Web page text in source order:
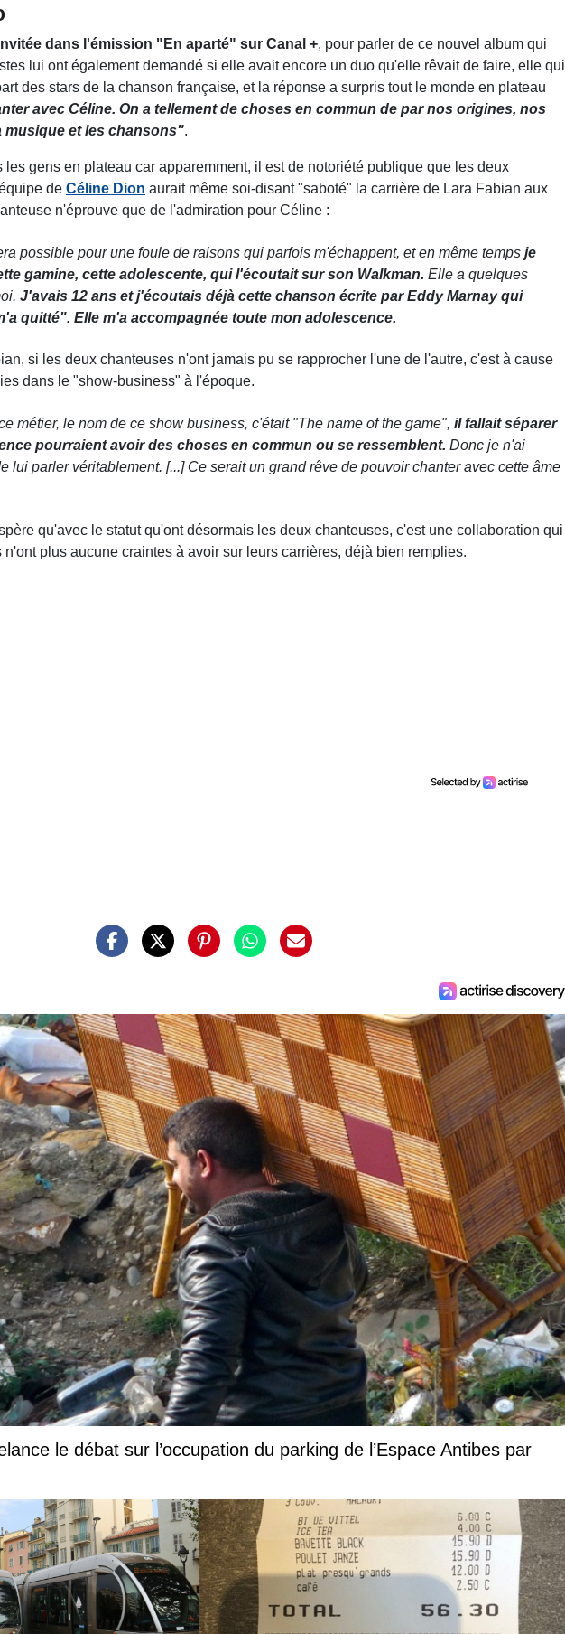
dans l'émission "En aparté" sur Canal +, pour parler de ce nouvel album qui
lui ont également demandé si elle avait encore un duo qu'elle rêvait de faire, elle qui
des stars de la chanson française, et la réponse a surpris tout le monde en plateau
avec Céline. On a tellement de choses en commun de par nos origines, nos
et les chansons".
les gens en plateau car apparemment, il est de notoriété publique que les deux
de Céline Dion aurait même soi-disant "saboté" la carrière de Lara Fabian aux
n'éprouve que de l'admiration pour Céline :
possible pour une foule de raisons qui parfois m'échappent, et en même temps je
gamine, cette adolescente, qui l'écoutait sur son Walkman. Elle a quelques
J'avais 12 ans et j'écoutais déjà cette chanson écrite par Eddy Marnay qui
quitté". Elle m'a accompagnée toute mon adolescence.
si les deux chanteuses n'ont jamais pu se rapprocher l'une de l'autre, c'est à cause
dans le "show-business" à l'époque.
métier, le nom de ce show business, c'était "The name of the game", il fallait séparer
pourraient avoir des choses en commun ou se ressemblent. Donc je n'ai
lui parler véritablement. [...] Ce serait un grand rêve de pouvoir chanter avec cette âme
qu'avec le statut qu'ont désormais les deux chanteuses, c'est une collaboration qui
plus aucune craintes à avoir sur leurs carrières, déjà bien remplies.
le débat sur l’occupation du parking de l’Espace Antibes par